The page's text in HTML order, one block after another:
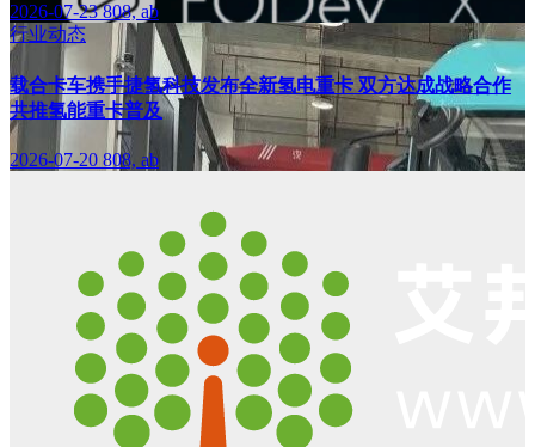
2026-07-23808, ab
行业动态
载合卡车携手捷氢科技发布全新氢电重卡 双方达成战略合作
共推氢能重卡普及
2026-07-20 808, ab